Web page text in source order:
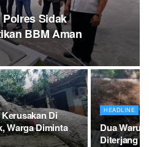
Sidak
BBM Aman
Di
Warga Diminta
HEADLINE
Dua
Diterjang